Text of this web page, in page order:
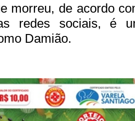
morreu, de acordo
redes sociais, é
Damião.